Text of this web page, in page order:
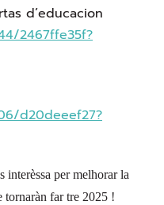
d’educacion
2467ffe35f?
d20deeef27?
interèssa per melhorar la
tornaràn far tre 2025 !